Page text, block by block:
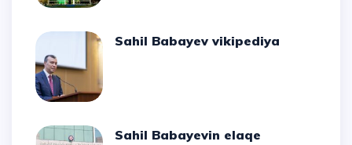
Sahil Babayev vikipediya
Sahil Babayevin elaqe